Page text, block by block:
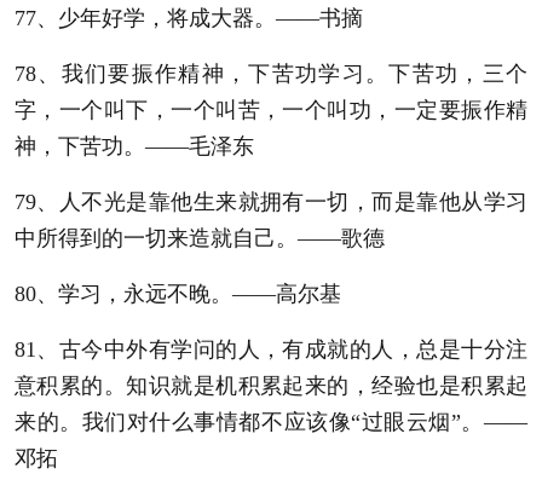
77、少年好学，将成大器。——书摘
78、我们要振作精神，下苦功学习。下苦功，三个
字，一个叫下，一个叫苦，一个叫功，一定要振作精
神，下苦功。——毛泽东
79、人不光是靠他生来就拥有一切，而是靠他从学习
中所得到的一切来造就自己。——歌德
80、学习，永远不晚。——高尔基
81、古今中外有学问的人，有成就的人，总是十分注
意积累的。知识就是机积累起来的，经验也是积累起
来的。我们对什么事情都不应该像“过眼云烟”。——
邓拓